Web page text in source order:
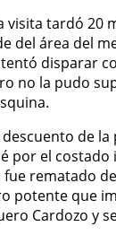
visita tardó 20
del área del
disparar
no la pudo
de la
por el costado
fue rematado
potente que
Cardozo y